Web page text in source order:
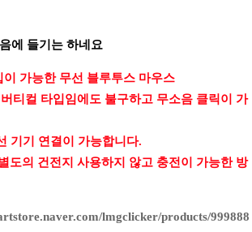
에 들기는 하네요
이 가능한 무선 블루투스 마우스
티컬 타입임에도 불구하고 무소음 클릭이 가
기기 연결이 가능합니다.
도의 건전지 사용하지 않고 충전이 가능한 방
lmgclicker/products/999888